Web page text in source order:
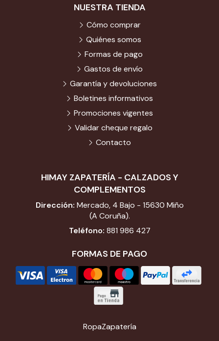
HIMAY ZAPATERÍA - CALZADOS Y
COMPLEMENTOS
Dirección: Mercado, 4 Bajo - 15630 Miño
(A Coruña).
Teléfono: 881 986 427
FORMAS DE PAGO
NUESTRA TIENDA
Cómo comprar
Quiénes somos
Formas de pago
Gastos de envío
Garantía y devoluciones
Boletines informativos
Promociones vigentes
Validar cheque regalo
Contacto
RopaZapatería